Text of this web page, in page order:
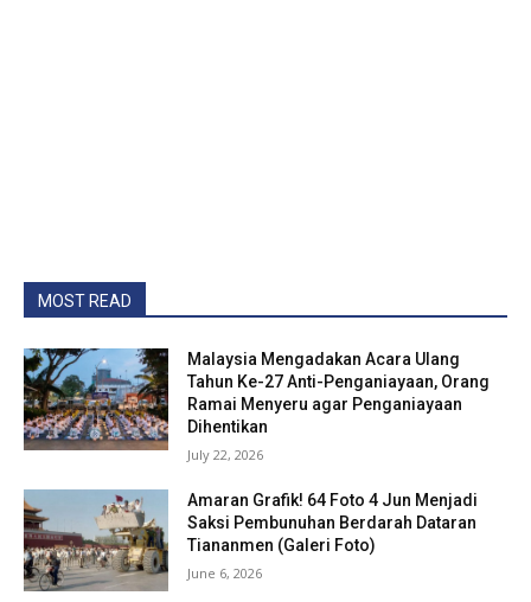
MOST READ
Malaysia Mengadakan Acara Ulang
Tahun Ke-27 Anti-Penganiayaan, Orang
Ramai Menyeru agar Penganiayaan
Dihentikan
July 22, 2026
Amaran Grafik! 64 Foto 4 Jun Menjadi
Saksi Pembunuhan Berdarah Dataran
Tiananmen (Galeri Foto)
June 6, 2026